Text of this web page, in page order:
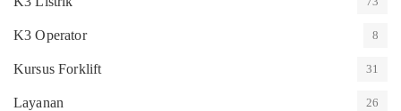
K3 Operator 8
Kursus Forklift 31
Layanan 26